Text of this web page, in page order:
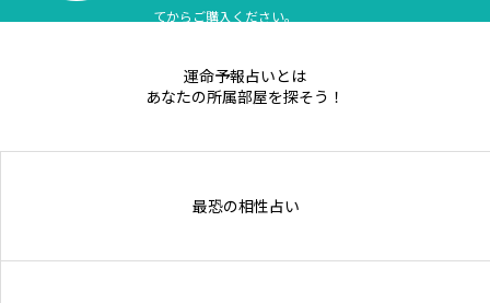
てからご購入ください。
運命予報占いとは
あなたの所属部屋を探そう！
最恐の相性占い